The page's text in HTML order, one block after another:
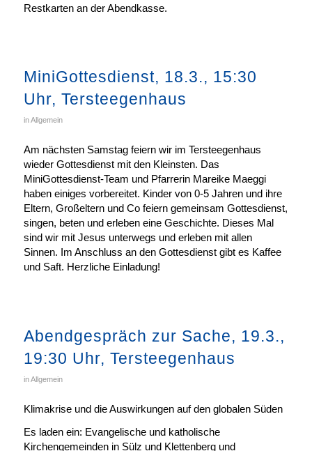
Restkarten an der Abendkasse.
MiniGottesdienst, 18.3., 15:30
Uhr, Tersteegenhaus
inAllgemein
Am nächsten Samstag feiern wir im Tersteegenhaus
wieder Gottesdienst mit den Kleinsten. Das
MiniGottesdienst-Team und Pfarrerin Mareike Maeggi
haben einiges vorbereitet. Kinder von 0-5 Jahren und ihre
Eltern, Großeltern und Co feiern gemeinsam Gottesdienst,
singen, beten und erleben eine Geschichte. Dieses Mal
sind wir mit Jesus unterwegs und erleben mit allen
Sinnen. Im Anschluss an den Gottesdienst gibt es Kaffee
und Saft. Herzliche Einladung!
Abendgespräch zur Sache, 19.3.,
19:30 Uhr, Tersteegenhaus
inAllgemein
Klimakrise und die Auswirkungen auf den globalen Süden
Es laden ein: Evangelische und katholische
Kirchengemeinden in Sülz und Klettenberg und